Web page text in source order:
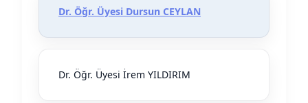
Dr. Öğr. Üyesi Dursun CEYLAN
Dr. Öğr. Üyesi İrem YILDIRIM